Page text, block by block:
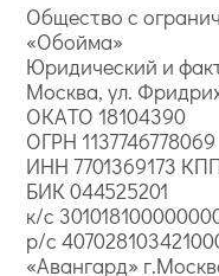
Общество с
«Обойма»
Юридический и
Москва, ул.
ОКАТО 18104390
ОГРН 1137746778069
ИНН 7701369173 КПП
БИК 044525201
к/с
р/с
«Авангард»